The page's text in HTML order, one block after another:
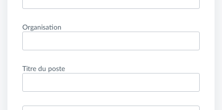
Organisation
Titre du poste